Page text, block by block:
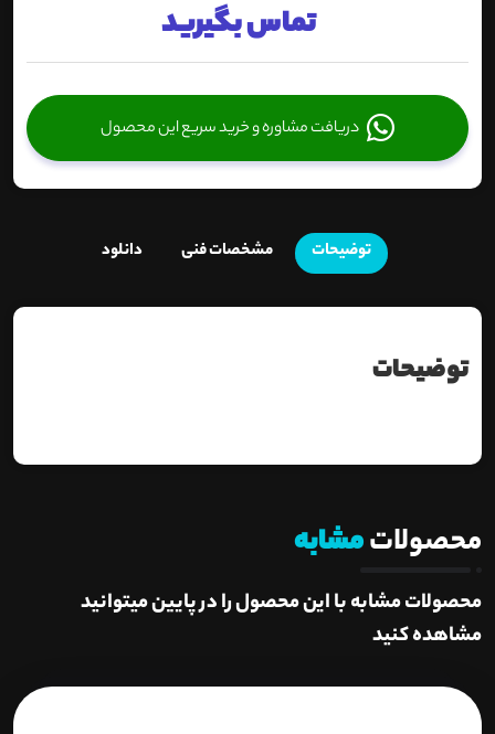
تماس بگیرید
دریافت مشاوره و خرید سریع این محصول
توضیحات مشخصات فنی دانلود
توضیحات
محصولاتمشابه
محصولات مشابه با این محصول را در پایین میتوانید
مشاهده کنید